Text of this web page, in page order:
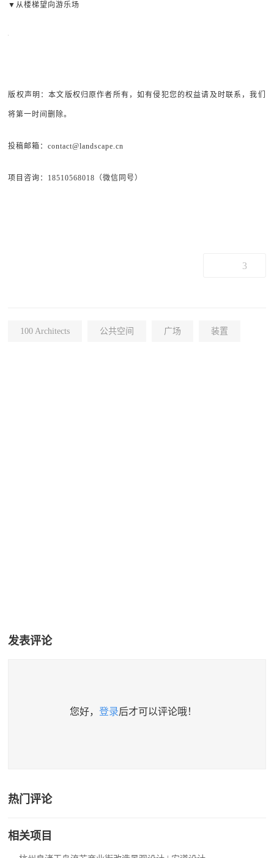
▼从楼梯望向游乐场
版权声明：本文版权归原作者所有，如有侵犯您的权益请及时联系，我们
将第一时间删除。
投稿邮箱：contact@landscape.cn
项目咨询：18510568018（微信同号）
3
100 Architects 公共空间 广场 装置
发表评论
您好， 登录后才可以评论哦！
热门评论
相关项目